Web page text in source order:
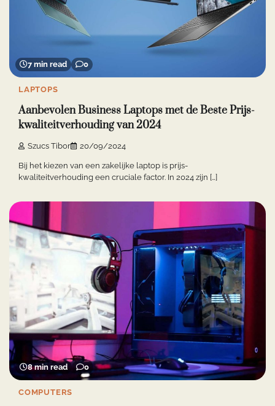
7 min read 0
LAPTOPS
Aanbevolen Business Laptops met de Beste Prijs-
kwaliteitverhouding van 2024
Szucs Tibor 20/09/2024
Bij het kiezen van een zakelijke laptop is prijs-
kwaliteitverhouding een cruciale factor. In 2024 zijn […]
8 min read 0
COMPUTERS